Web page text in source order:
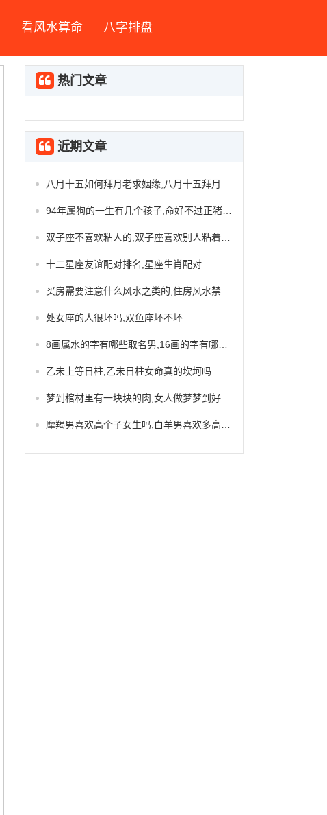
看风水算命 八字排盘
热门文章
近期文章
十二星座友谊配对排名,星座生肖配对
处女座的人很坏吗,双鱼座坏不坏
乙未上等日柱,乙未日柱女命真的坎坷吗